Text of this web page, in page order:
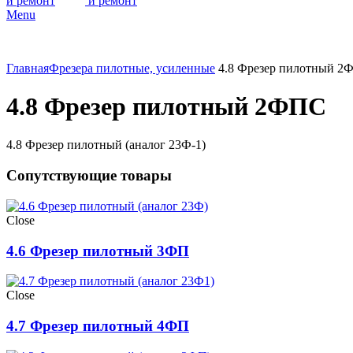
Menu
ГлавнаяФрезера пилотные, усиленные 4.8 Фрезер пилотный
4.8 Фрезер пилотный 2ФПС
4.8 Фрезер пилотный (аналог 23Ф-1)
Сопутствующие товары
Close
4.6 Фрезер пилотный 3ФП
Close
4.7 Фрезер пилотный 4ФП